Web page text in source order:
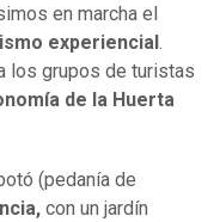
en marcha el
experiencial.
los grupos de turistas
de la Huerta
(pedanía de
con un jardín